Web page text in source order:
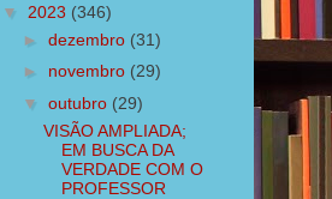
▼ 2023 (346)
► dezembro (31)
► novembro (29)
▼ outubro (29)
VISÃO AMPLIADA;
EM BUSCA DA
VERDADE COM O
PROFESSOR